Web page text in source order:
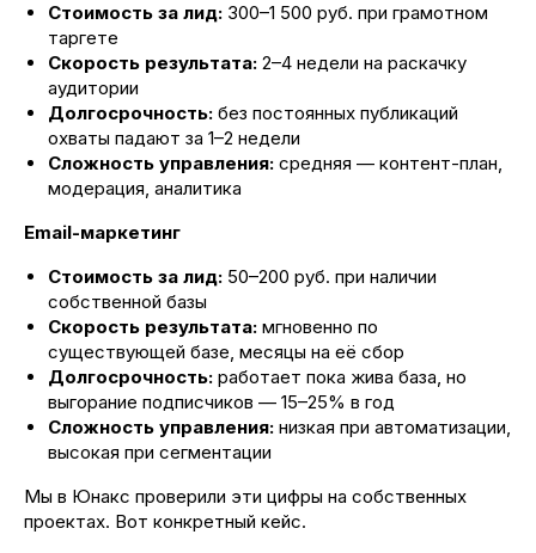
Стоимость за лид: 300–1 500 руб. при грамотном
таргете
Скорость результата: 2–4 недели на раскачку
аудитории
Долгосрочность: без постоянных публикаций
охваты падают за 1–2 недели
Сложность управления: средняя — контент-план,
модерация, аналитика
Email-маркетинг
Стоимость за лид: 50–200 руб. при наличии
собственной базы
Скорость результата: мгновенно по
существующей базе, месяцы на её сбор
Долгосрочность: работает пока жива база, но
выгорание подписчиков — 15–25% в год
Сложность управления: низкая при автоматизации,
высокая при сегментации
Мы в Юнакс проверили эти цифры на собственных
проектах. Вот конкретный кейс.